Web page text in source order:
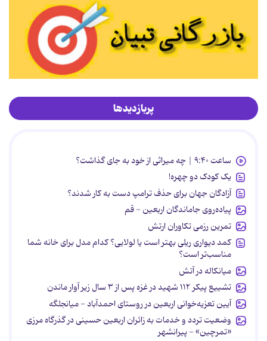
پربازدیدها
ساعت ۹:۴۰ | چه میراثی از خود به جای گذاشت؟
یک کودک دو چهره!
آزادگان جهان برای حذف ترامپ دست به کار شدند؟
پیاده‌روی جاماندگان اربعین - قم
تمرین رزمی تکاوران ارتش
کمد دیواری ریلی بهتر است یا لولایی؟ کدام مدل برای خانه شما
مناسب‌تر است؟
میانکاله در آتش
تشییع پیکر ۱۱۲ شهید در غزه پس از ۳ سال زیر آوار ماندن
آیین تعزیه‌خوانی اربعین در روستای احمدآباد - میانجلگه
وضعیت تردد و خدمات به زائران اربعین حسینی در گذرگاه مرزی
«تمرچین» - پیرانشهر